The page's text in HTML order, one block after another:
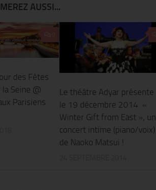
AUSSI...
des Fêtes
Seine @
Parisiens
Le théâtre Adyar présente
le 19 décembre 2014 «
Winter Gift from East », un
concert intime (piano/voix)
de Naoko Matsui !